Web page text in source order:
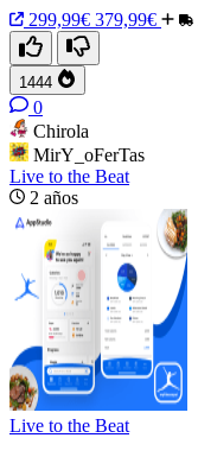
299,99€ 379,99€
1444
0
Chirola
MirY_oFerTas
Live to the Beat
2 años
Live to the Beat